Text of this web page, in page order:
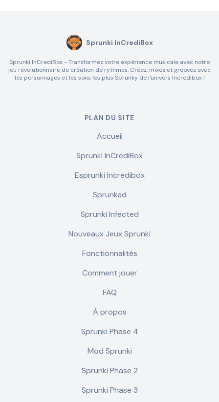
Sprunki InCrediBox
Sprunki InCrediBox - Transformez votre expérience musicale avec notre
jeu révolutionnaire de création de rythmes. Créez, mixez et groovez avec
les personnages et les sons les plus Sprunky de l'univers Incredibox !
PLAN DU SITE
Accueil
Sprunki InCrediBox
Esprunki Incredibox
Sprunked
Sprunki Infected
Nouveaux Jeux Sprunki
Fonctionnalités
Comment jouer
FAQ
À propos
Sprunki Phase 4
Mod Sprunki
Sprunki Phase 2
Sprunki Phase 3